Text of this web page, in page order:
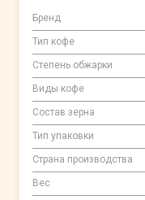
Бренд
Тип кофе
Степень обжарки
Виды кофе
Состав зерна
Тип упаковки
Страна производства
Вес